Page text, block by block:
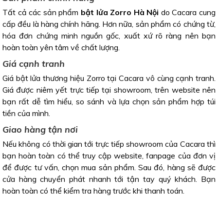
Tất cả các sản phẩm bật lửa Zorro Hà Nội do Cacara cung
cấp đều là hàng chính hãng. Hơn nữa, sản phẩm có chứng từ,
hóa đơn chứng minh nguồn gốc, xuất xứ rõ ràng nên bạn
hoàn toàn yên tâm về chất lượng.
Giá cạnh tranh
Giá bật lửa thương hiệu Zorro tại Cacara vô cùng cạnh tranh.
Giá được niêm yết trực tiếp tại showroom, trên website nên
bạn rất dễ tìm hiểu, so sánh và lựa chọn sản phẩm hợp túi
tiền của mình.
Giao hàng tận nơi
Nếu không có thời gian tới trực tiếp showroom của Cacara thì
bạn hoàn toàn có thể truy cập website, fanpage của đơn vị
để được tư vấn, chọn mua sản phẩm. Sau đó, hàng sẽ được
cửa hàng chuyển phát nhanh tới tận tay quý khách. Bạn
hoàn toàn có thể kiểm tra hàng trước khi thanh toán.